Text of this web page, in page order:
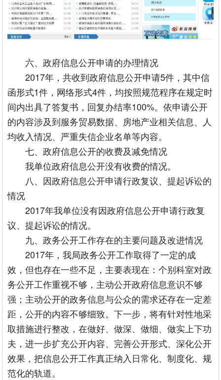
六、政府信息公开申请的办理情况
2017年，共收到政府信息公开申请5件，其中信
函形式1件，网络形式4件，均按照规范程序在规定时
间内出具了答复书，回复办结率100%。依申请公开
的内容涉及到服务贸易数据、房地产业相关信息、人
均收入情况、严重失信企业名单等内容。
七、政府信息公开的收费及减免情况
我单位政府信息公开没有收费的情况。
八、因政府信息公开申请行政复议、提起诉讼的
情况
2017年我单位没有因政府信息公开申请行政复
议、提起诉讼的情况。
九、政务公开工作存在的主要问题及改进情况
2017年，我局政务公开工作取得了一定的成
效，但也存在一些不足，主要表现在：个别科室对政
务公开工作重视不够，主动公开政府信息意识不够
强；主动公开的政务信息与公众的需求还存在一定差
距，公开的内容不够细致。下一步，将有针对性地采
取措施进行整改，在做好、做深、做细、做实上下功
夫，进一步扩充公开内容、完善公开形式、深化公开
效果，把信息公开工作真正纳入日常化、制度化、规
范化的轨道。